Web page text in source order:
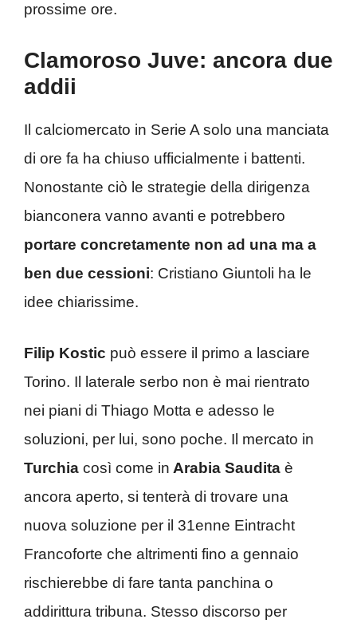
prossime ore.
Clamoroso Juve: ancora due
addii
Il calciomercato in Serie A solo una manciata
di ore fa ha chiuso ufficialmente i battenti.
Nonostante ciò le strategie della dirigenza
bianconera vanno avanti e potrebbero
portare concretamente non ad una ma a
ben due cessioni: Cristiano Giuntoli ha le
idee chiarissime.
Filip Kostic può essere il primo a lasciare
Torino. Il laterale serbo non è mai rientrato
nei piani di Thiago Motta e adesso le
soluzioni, per lui, sono poche. Il mercato in
Turchia così come in Arabia Saudita è
ancora aperto, si tenterà di trovare una
nuova soluzione per il 31enne Eintracht
Francoforte che altrimenti fino a gennaio
rischierebbe di fare tanta panchina o
addirittura tribuna. Stesso discorso per